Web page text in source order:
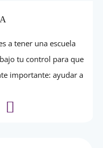
a tener una escuela
tu control para que
importante: ayudar a